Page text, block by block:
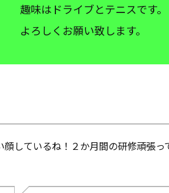
趣味はドライブとテニスです。
よろしくお願い致します。
顔しているね！２か月間の研修頑張